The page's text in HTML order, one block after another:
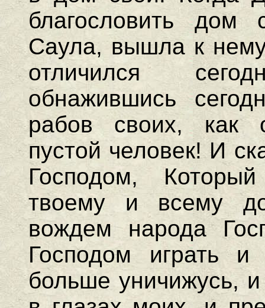
благословить
Саула, вышла к нему
отличился
обнажившись
рабов своих, как
пустой человек! И
Господом,
твоему и всему
вождем народа
Господом играть
больше уничижусь,